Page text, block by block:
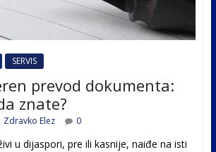
SERVIS
prevod dokumenta:
znate?
Zdravko Elez 0
u dijaspori, pre ili kasnije, naiđe na isti